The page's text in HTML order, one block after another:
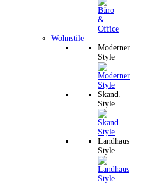
Wohnstile
Moderner
Style
Skand.
Style
Landhaus
Style